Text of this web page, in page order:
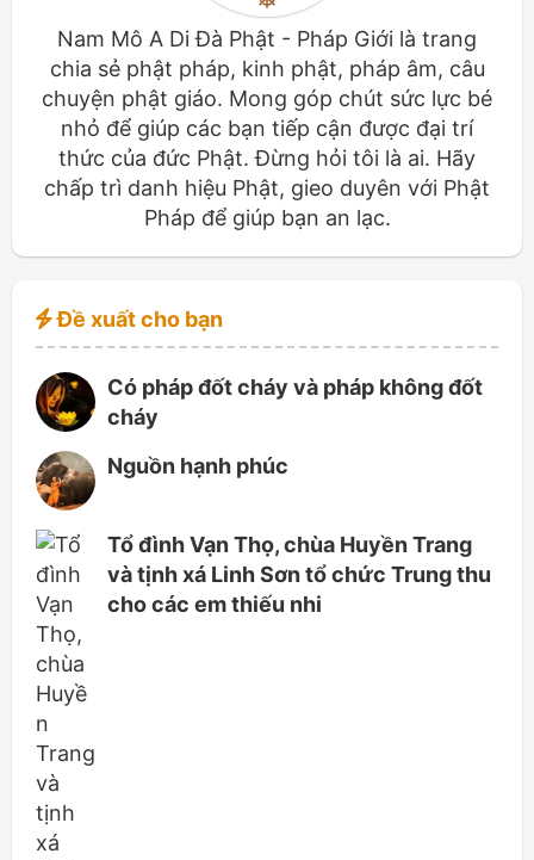
Nam Mô A Di Đà Phật - Pháp Giới là trang
chia sẻ phật pháp, kinh phật, pháp âm, câu
chuyện phật giáo. Mong góp chút sức lực bé
nhỏ để giúp các bạn tiếp cận được đại trí
thức của đức Phật. Đừng hỏi tôi là ai. Hãy
chấp trì danh hiệu Phật, gieo duyên với Phật
Pháp để giúp bạn an lạc.
Đề xuất cho bạn
Có pháp đốt cháy và pháp không đốt
cháy
Nguồn hạnh phúc
Tổ đình Vạn Thọ, chùa Huyền Trang
và tịnh xá Linh Sơn tổ chức Trung thu
cho các em thiếu nhi